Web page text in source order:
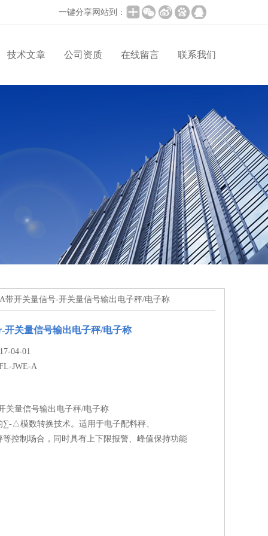
一键分享网站到：
技术文章 公司资质 在线留言 联系我们
带开关量信号-开关量信号输出电子秤/电子称
开关量信号输出电子秤/电子称
04-01
JWE-A
关量信号输出电子秤/电子称
∑-△模数转换技术。适用于电子配料秤、
等控制场合，同时具有上下限报警、峰值保持功能